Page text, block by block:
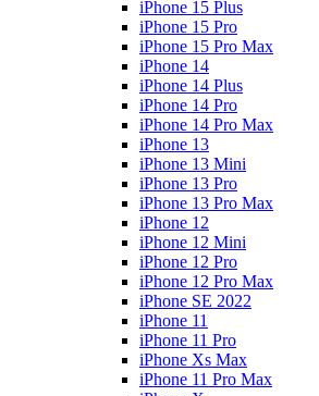
iPhone 15 Plus
iPhone 15 Pro
iPhone 15 Pro Max
iPhone 14
iPhone 14 Plus
iPhone 14 Pro
iPhone 14 Pro Max
iPhone 13
iPhone 13 Mini
iPhone 13 Pro
iPhone 13 Pro Max
iPhone 12
iPhone 12 Mini
iPhone 12 Pro
iPhone 12 Pro Max
iPhone SE 2022
iPhone 11
iPhone 11 Pro
iPhone Xs Max
iPhone 11 Pro Max